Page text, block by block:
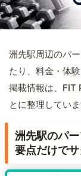
洲先駅周辺のパ
たり、料金・体
掲載情報は、FIT
とに整理していま
洲先駅のパ
要点だけで